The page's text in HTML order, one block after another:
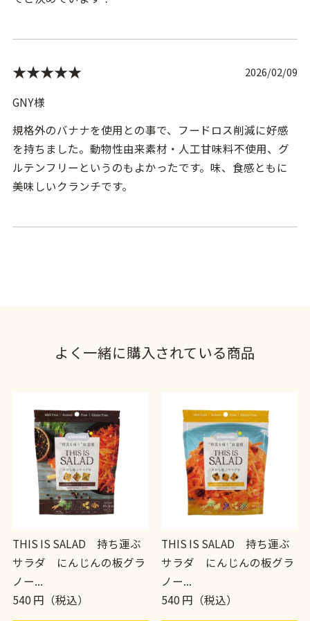
★★★★★ 2026/02/09
GNY様
規格外のバナナを使用との事で、フードロス削減に好感
を持ちました。動物性由来素材・人工甘味料不使用、グ
ルテンフリーというのもよかったです。味、食感ともに
美味しいクランチです。
よく一緒に購入されている商品
THIS IS SALAD 持ち運ぶ
サラダ にんじんの板グラ
ノー...
540 円（税込）
THIS IS SALAD 持ち運ぶ
サラダ にんじんの板グラ
ノー...
540 円（税込）